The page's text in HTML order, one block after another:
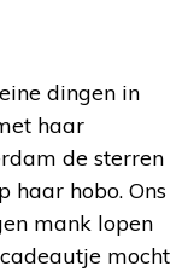
dingen in
haar
de sterren
haar hobo. Ons
mank lopen
mocht